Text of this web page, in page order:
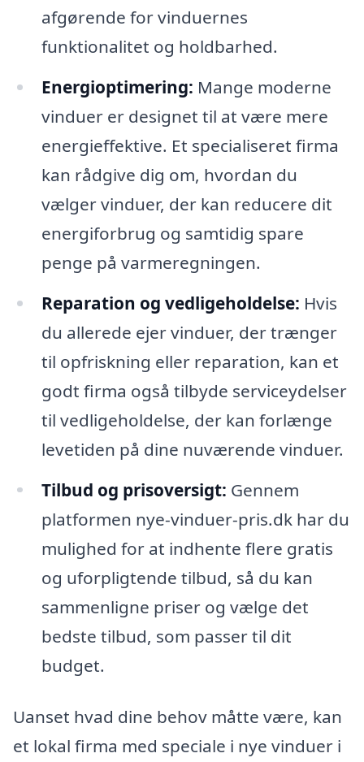
afgørende for vinduernes
funktionalitet og holdbarhed.
Energioptimering: Mange moderne
vinduer er designet til at være mere
energieffektive. Et specialiseret firma
kan rådgive dig om, hvordan du
vælger vinduer, der kan reducere dit
energiforbrug og samtidig spare
penge på varmeregningen.
Reparation og vedligeholdelse: Hvis
du allerede ejer vinduer, der trænger
til opfriskning eller reparation, kan et
godt firma også tilbyde serviceydelser
til vedligeholdelse, der kan forlænge
levetiden på dine nuværende vinduer.
Tilbud og prisoversigt: Gennem
platformen nye-vinduer-pris.dk har du
mulighed for at indhente flere gratis
og uforpligtende tilbud, så du kan
sammenligne priser og vælge det
bedste tilbud, som passer til dit
budget.
Uanset hvad dine behov måtte være, kan
et lokal firma med speciale i nye vinduer i